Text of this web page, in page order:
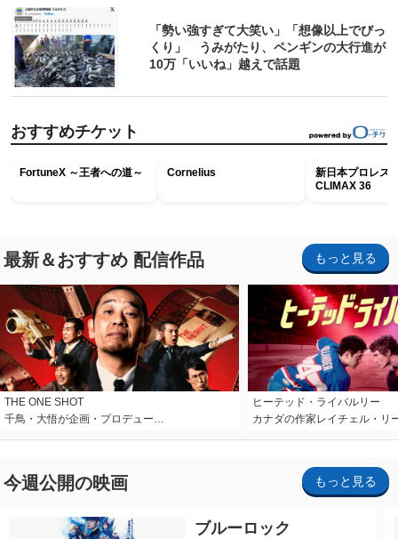
「勢い強すぎて大笑い」「想像以上でびっ
くり」 うみがたり、ペンギンの大行進が
10万「いいね」越えで話題
おすすめチケット
FortuneX ～王者への道～ Cornelius
新日本プロレス
CLIMAX 36
最新＆おすすめ 配信作品 もっと見る
THE ONE SHOT
千鳥・大悟が企画・プロデュー…
ヒーテッド・ライバルリー
カナダの作家レイチェル・リ
今週公開の映画 もっと見る
ブルーロック